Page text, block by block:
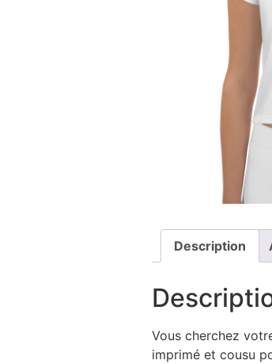
Description
Vous cherchez
imprimé et cousu